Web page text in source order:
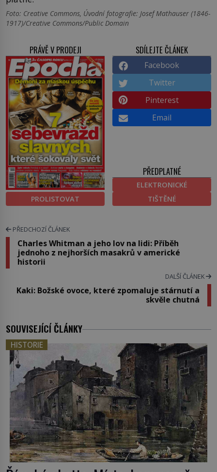
Foto: Creative Commons, Úvodní fotografie: Josef Mathauser (1846-
1917)/Creative Commons/Public Domain
PRÁVĚ V PRODEJI
PROLISTOVAT
SDÍLEJTE ČLÁNEK
Facebook
Twitter
Pinterest
Email
PŘEDPLATNÉ
ELEKTRONICKÉ
TIŠTĚNÉ
PŘEDCHOZÍ ČLÁNEK
Charles Whitman a jeho lov na lidi: Příběh
jednoho z nejhorších masakrů v americké
historii
DALŠÍ ČLÁNEK
Kaki: Božské ovoce, které zpomaluje stárnutí a
skvěle chutná
SOUVISEJÍCÍ ČLÁNKY
HISTORIE